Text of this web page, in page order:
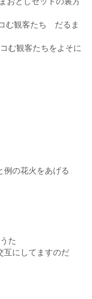
む観客たち だるま
む観客たちをよそに
例の花火をあげる
た
互にしてますのだ